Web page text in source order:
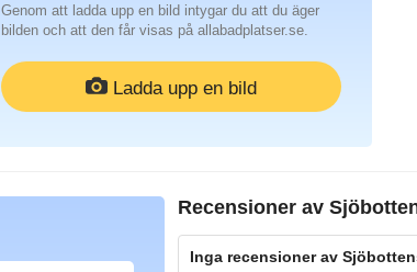
Genom att ladda upp en bild intygar du att du äger
bilden och att den får visas på allabadplatser.se.
Ladda upp en bild
Recensioner av
Inga recensioner av